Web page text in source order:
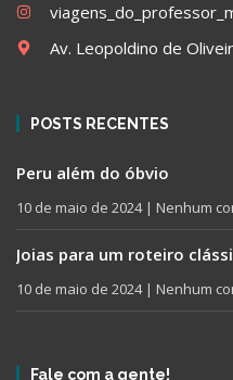
Av. Leopoldino de
POSTS RECENTES
Peru além do óbvio
10 de maio de 2024 Nenhum
Joias para um roteiro
10 de maio de 2024 Nenhum
Fale com a gente!